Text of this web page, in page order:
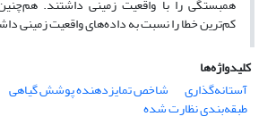
کم‌ترین خطا را نسبت به داده‌های واقعیت زمینی
کلیدواژه‌ها
آستانه‌گذاری
شاخص تمایزدهنده پوشش گیاهی
طبقه‌بندی نظارت شده